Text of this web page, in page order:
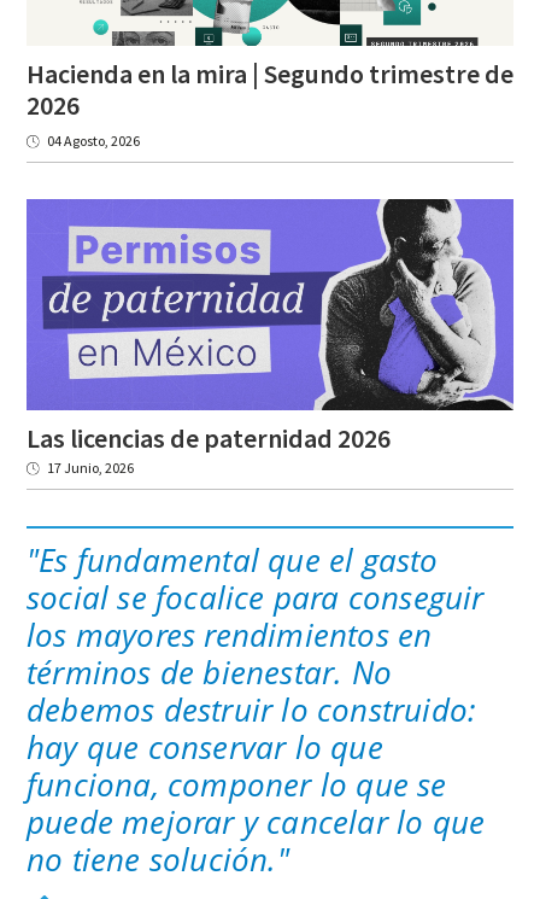
Hacienda en la mira | Segundo trimestre de
2026
04 Agosto, 2026
Las licencias de paternidad 2026
17 Junio, 2026
"Es fundamental que el gasto
social se focalice para conseguir
los mayores rendimientos en
términos de bienestar. No
debemos destruir lo construido:
hay que conservar lo que
funciona, componer lo que se
puede mejorar y cancelar lo que
no tiene solución."